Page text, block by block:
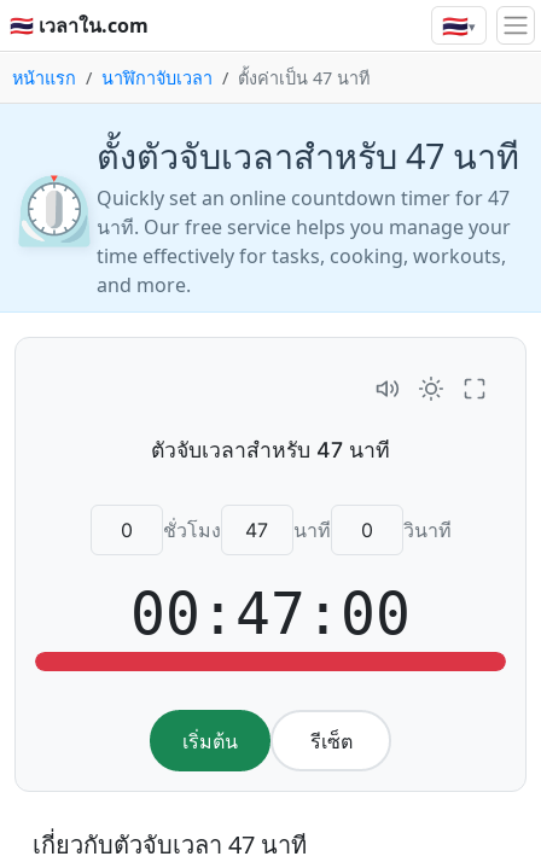
🇹🇭 เวลาใน.com 🇹🇭▾
หน้าแรก นาฬิกาจับเวลา ตั้งค่าเป็น 47 นาที
⏲️
ตั้งตัวจับเวลาสำหรับ 47 นาที
Quickly set an online countdown timer for 47
นาที. Our free service helps you manage your
time effectively for tasks, cooking, workouts,
and more.
ชั่วโมง นาที วินาที
00:47:00
เริ่มต้น รีเซ็ต
เกี่ยวกับตัวจับเวลา 47 นาที